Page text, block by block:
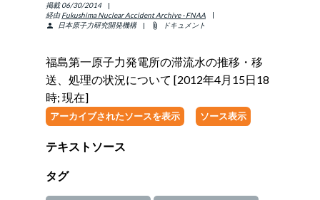
ENGLISH 日本語
サインイン
掲載 06/30/2014
経由 Fukushima Nuclear Accident Archive - FNAA
person
日本原子力研究開発機構 attach_file ドキュメント
福島第一原子力発電所の滞流水の推移・移
送、処理の状況について [2012年4月15日18
時; 現在]
アーカイブされたソースを表示 ソース表示
テキストソース
タグ